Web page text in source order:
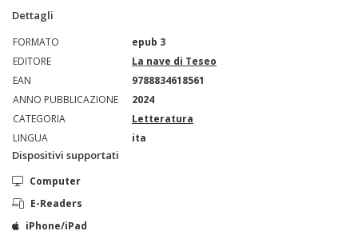
Dettagli
FORMATO
epub 3
EDITORE
La nave di Teseo
EAN
9788834618561
ANNO PUBBLICAZIONE
2024
CATEGORIA
Letteratura
LINGUA
ita
Dispositivi supportati
Computer
E-Readers
iPhone/iPad